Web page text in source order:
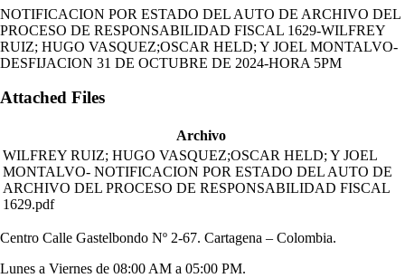
NOTIFICACION POR ESTADO DEL AUTO DE ARCHIVO DEL
PROCESO DE RESPONSABILIDAD FISCAL 1629-WILFREY
RUIZ; HUGO VASQUEZ;OSCAR HELD; Y JOEL MONTALVO-
DESFIJACION 31 DE OCTUBRE DE 2024-HORA 5PM
Attached Files
Archivo
WILFREY RUIZ; HUGO VASQUEZ;OSCAR HELD; Y JOEL
MONTALVO- NOTIFICACION POR ESTADO DEL AUTO DE
ARCHIVO DEL PROCESO DE RESPONSABILIDAD FISCAL
1629.pdf
Centro Calle Gastelbondo Nº 2-67. Cartagena – Colombia.
Lunes a Viernes de 08:00 AM a 05:00 PM.